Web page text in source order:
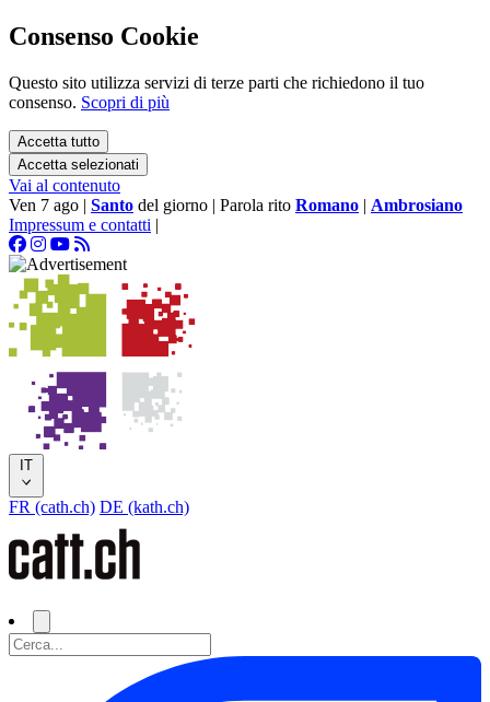
Consenso Cookie
Questo sito utilizza servizi di terze parti che richiedono il tuo
consenso. Scopri di più
Accetta tutto
Accetta selezionati
Vai al contenuto
Ven 7 ago | Santo del giorno | Parola rito Romano | Ambrosiano
Impressum e contatti |
IT
FR (cath.ch) DE (kath.ch)